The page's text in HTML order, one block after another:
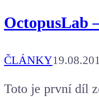
OctopusLab
ČLÁNKY
Toto je první díl